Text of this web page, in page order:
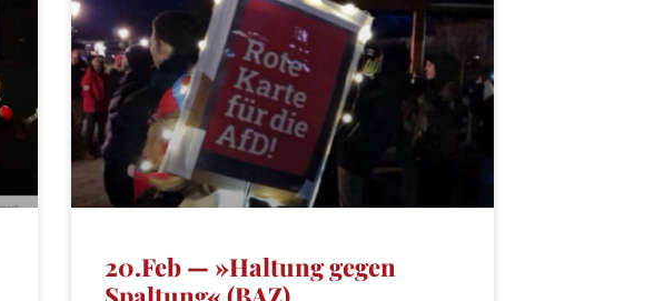
20.Feb — »Haltung gegen